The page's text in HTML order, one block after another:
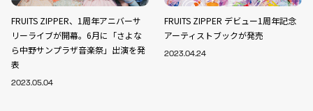
FRUITS ZIPPER、1周年アニバーサ
リーライブが開幕。6月に「さよな
ら中野サンプラザ音楽祭」出演を発
表
2023.05.04
FRUITS ZIPPER デビュー1周年記念
アーティストブックが発売
2023.04.24